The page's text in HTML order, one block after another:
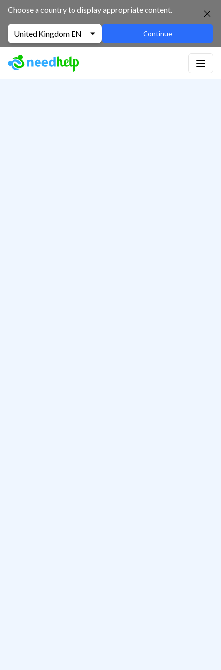
Choose a country to display appropriate content.
United Kingdom EN Continue